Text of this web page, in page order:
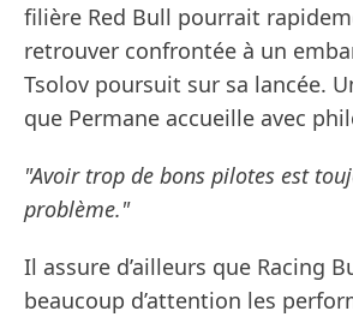
filière Red Bull pourrait
retrouver confrontée à un
Tsolov poursuit sur sa lancée.
que Permane accueille avec
"Avoir trop de bons pilotes est
problème."
Il assure d’ailleurs que Racing
beaucoup d’attention les